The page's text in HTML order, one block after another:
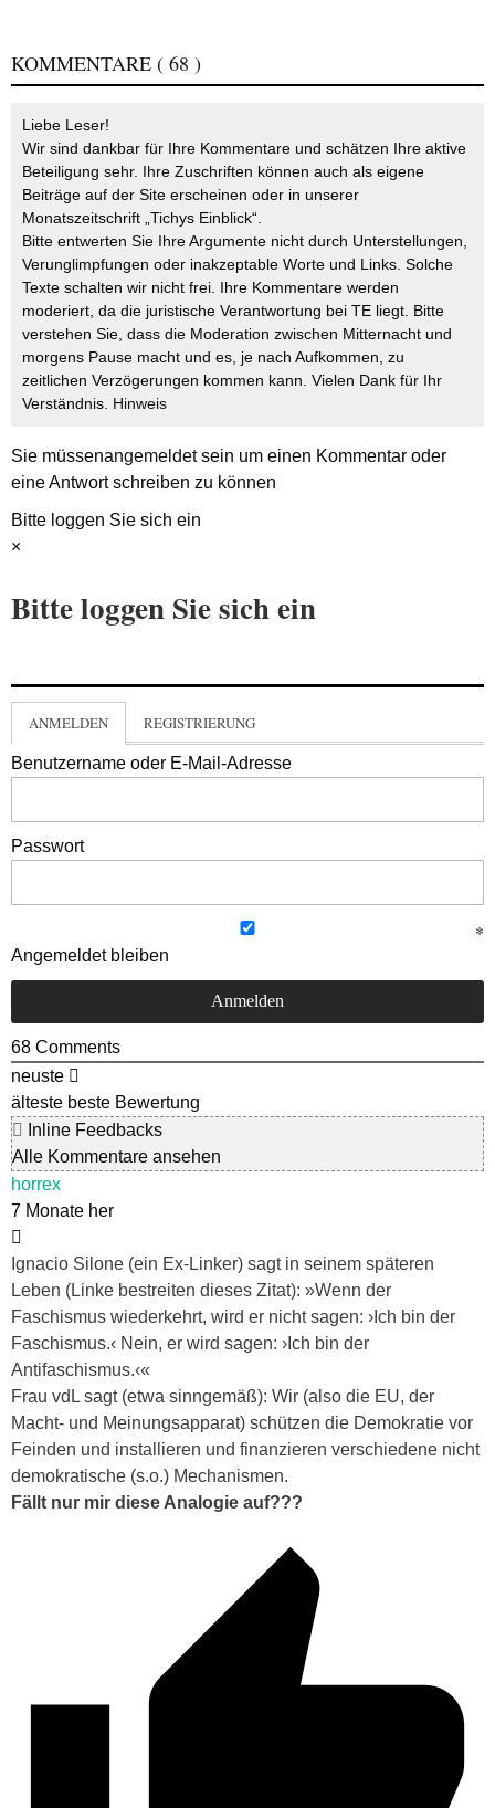
KOMMENTARE ( 68 )
Liebe Leser!
Wir sind dankbar für Ihre Kommentare und schätzen Ihre aktive
Beteiligung sehr. Ihre Zuschriften können auch als eigene
Beiträge auf der Site erscheinen oder in unserer
Monatszeitschrift „Tichys Einblick“.
Bitte entwerten Sie Ihre Argumente nicht durch Unterstellungen,
Verunglimpfungen oder inakzeptable Worte und Links. Solche
Texte schalten wir nicht frei. Ihre Kommentare werden
moderiert, da die juristische Verantwortung bei TE liegt. Bitte
verstehen Sie, dass die Moderation zwischen Mitternacht und
morgens Pause macht und es, je nach Aufkommen, zu
zeitlichen Verzögerungen kommen kann. Vielen Dank für Ihr
Verständnis. Hinweis
Sie müssenangemeldetsein um einen Kommentar oder
eine Antwort schreiben zu können
Bitte loggen Sie sich ein
×
Bitte loggen Sie sich ein
ANMELDEN REGISTRIERUNG
Benutzername oder E-Mail-Adresse
Passwort
Angemeldet bleiben
68 Comments
neuste
älteste beste Bewertung
Inline Feedbacks
Alle Kommentare ansehen
horrex
7 Monate her
Ignacio Silone (ein Ex-Linker) sagt in seinem späteren
Leben (Linke bestreiten dieses Zitat): »Wenn der
Faschismus wiederkehrt, wird er nicht sagen: ›Ich bin der
Faschismus.‹ Nein, er wird sagen: ›Ich bin der
Antifaschismus.‹«
Frau vdL sagt (etwa sinngemäß): Wir (also die EU, der
Macht- und Meinungsapparat) schützen die Demokratie vor
Feinden und installieren und finanzieren verschiedene nicht
demokratische (s.o.) Mechanismen.
Fällt nur mir diese Analogie auf???